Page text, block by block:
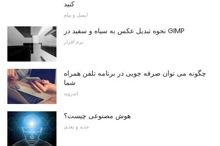
کنید
ایمیل و پیام
نحوه تبدیل عکس به سیاه و سفید در GIMP
نرم افزار
چگونه می توان صرفه جویی در برنامه تلفن همراه
شما
اندروید
هوش مصنوعی چیست؟
جدید و بعدی